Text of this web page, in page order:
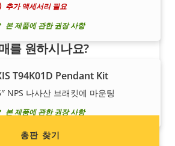
추가 액세서리 필요
본 제품에 관한 권장 사항
T94K01D Pendant Kit
NPS 나사산 브래킷에 마운팅
본 제품에 관한 권장 사항
를 원하시나요?
으신가요? Axis 제품/시스템 총판
락처 정보를 찾아보세요.
총판 찾기